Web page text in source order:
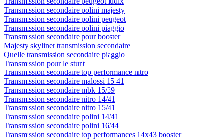
Transmission secondaire polini majesty
Transmission secondaire polini peugeot
Transmission secondaire polini piaggio
Transmission secondaire pour booster
Majesty skyliner transmission secondaire
Quelle transmission secondaire piaggio
Transmission pour le stunt
Transmission secondaire top performance nitro
Transmission secondaire malossi 15 41
Transmission secondaire mbk 15/39
Transmission secondaire nitro 14/41
Transmission secondaire nitro 15/41
Transmission secondaire polini 14/41
Transmission secondaire polini 16/44
Transmission secondaire top performances 14x43 booster